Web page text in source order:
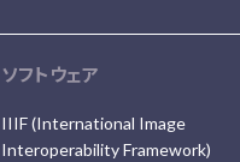
ソフトウェア
IIIF (International Image
Interoperability Framework)